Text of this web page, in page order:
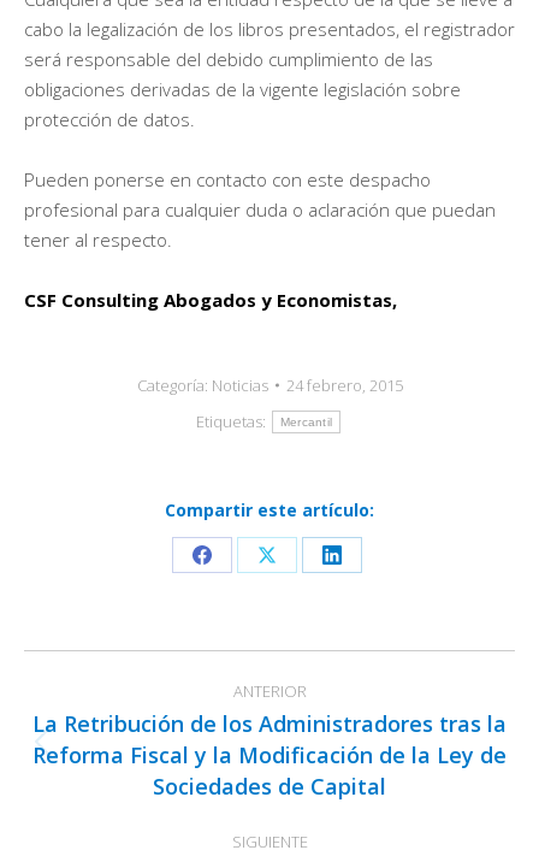
cabo la legalización de los libros presentados, el registrador
será responsable del debido cumplimiento de las
obligaciones derivadas de la vigente legislación sobre
protección de datos.
Pueden ponerse en contacto con este despacho
profesional para cualquier duda o aclaración que puedan
tener al respecto.
CSF Consulting Abogados y Economistas,
Categoría: Noticias
24 febrero, 2015
Etiquetas:
Mercantil
Compartir este artículo:
Share
Facebook
Share
X
Share
LinkedIn
entre
publicaciones
ANTERIOR
Publicación
anterior:
La Retribución de los Administradores tras la
Reforma Fiscal y la Modificación de la Ley de
Sociedades de Capital
SIGUIENTE